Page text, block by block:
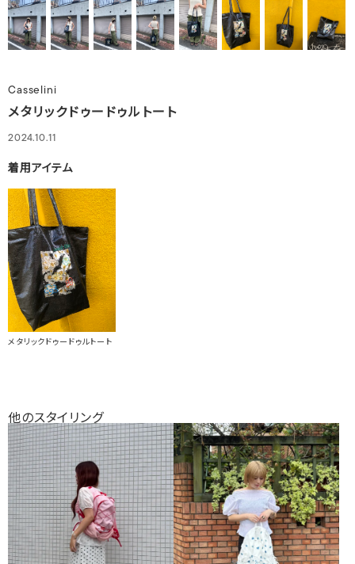
Casselini
メタリックドゥードゥルトート
2024.10.11
着用アイテム
メタリックドゥードゥルトート
他のスタイリング